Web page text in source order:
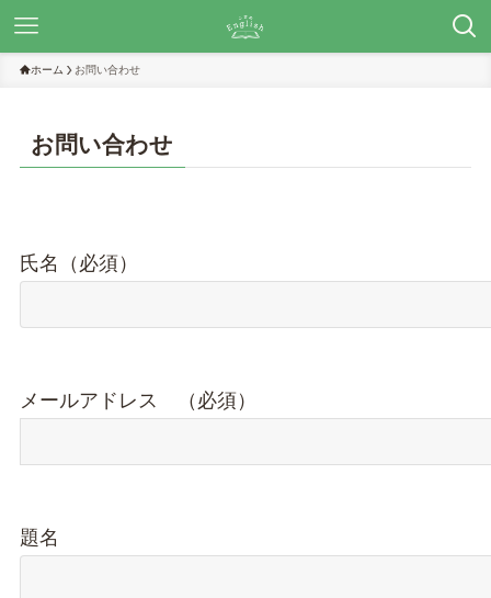
ホーム お問い合わせ
お問い合わせ
氏名（必須）
メールアドレス （必須）
題名